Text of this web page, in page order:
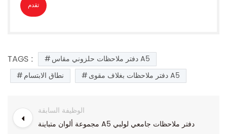
TAGS :
دفتر ملاحظات حلزوني مقاس A5
نطاق الابتسام
دفتر ملاحظات بغلاف مقوى A5
الوظيفة السابقة
مجموعة ألوان متباينة A5 دفتر ملاحظات جامعي لولبي